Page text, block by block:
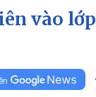
Infographic
Ô tô - Xe
vào